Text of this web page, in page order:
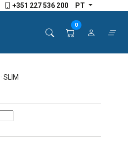
+351 227 536 200 PT
0
· SLIM